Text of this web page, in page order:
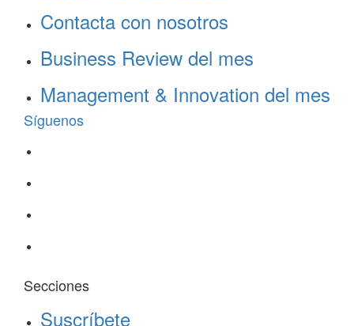
Contacta con nosotros
Business Review del mes
Management & Innovation del mes
Síguenos
Secciones
Suscríbete